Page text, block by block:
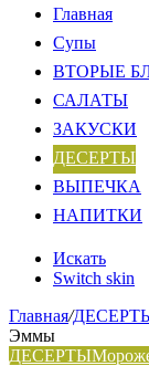
Главная
Супы
ВТОРЫЕ
САЛАТЫ
ЗАКУСКИ
ДЕСЕРТЫ
ВЫПЕЧКА
НАПИТКИ
Искать
Switch skin
Главная/
Эммы
ДЕСЕРТЫ